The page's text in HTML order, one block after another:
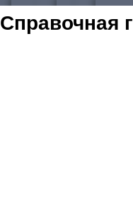
Справочная